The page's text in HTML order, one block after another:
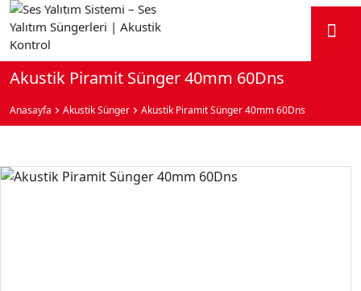
Akustik Piramit Sünger 40mm 60Dns
Anasayfa Akustik Sünger Akustik Piramit Sünger 40mm 60Dns